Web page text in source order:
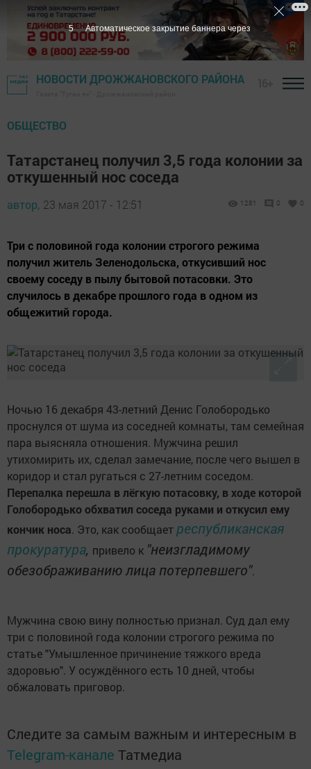
НОВОСТИ ДРОЖЖАНОВСКОГО РАЙОНА
ОБЩЕСТВО
Татарстанец получил 3,5 года колонии за
откушенный нос соседа
автор, 23 мая 2017 - 12:51 1281 0 0
Три с половиной года колонии строгого режима
получил житель Зеленодольска, откусивший нос
своему соседу в пылу бытовой потасовки. Это
случилось в декабре прошлого года в одном из
общежитий города.
Ночью 16 декабря 43-летний Денис Голобородько
проснулся от шума из соседней комнаты, там семейная
пара выясняла отношения. Мужчина решил
утихомирить их, сделал замечание, после чего вышел в
коридор и стал ругаться с 27-летним соседом.
Перепалка перешла в лёгкую потасовку, в ходе которой
Голобородько обхватил соседа руками и откусил ему
кончик носа. Это, как сообщаетреспубликанская
прокуратура, привело к "неизгладимому
обезображиванию лица потерпевшего".
Мужчина свою вину полностью признал. Суд дал ему
три с половиной года колонии строгого режима по
статье "Умышленное причинение тяжкого вреда
здоровью". У осуждённого есть 10 дней, чтобы
обжаловать приговор.
Следите за самым важным и интересным в
Telegram-канале Татмедиа
4 Автоматическое закрытие баннера через